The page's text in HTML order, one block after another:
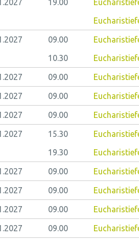
2027 19.00
2027 09.00
10.30
2027 09.00
2027 09.00
2027 09.00
2027 15.30
19.30
2027 09.00
2027 09.00
2027 09.00
2027 09.00